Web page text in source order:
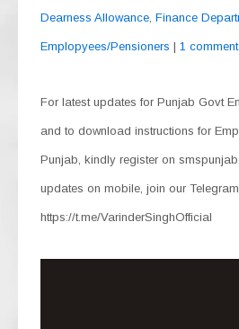
Dearness Allowance, Finance
Emplopyees/Pensioners | 1 comment
For latest updates for Punjab Govt
and to download instructions for
Punjab, kindly register on
updates on mobile, join our
https://t.me/VarinderSinghOfficial